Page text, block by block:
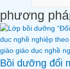
phương
Bồi dưỡng đổi